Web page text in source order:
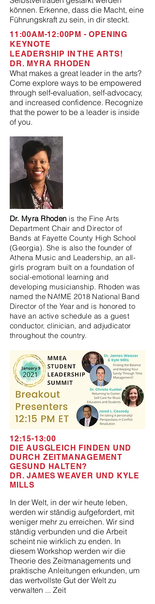
können. Erkenne, dass die Macht, eine
Führungskraft zu sein, in dir steckt.
11:00AM-12:00PM - OPENING
KEYNOTE
LEADERSHIP IN THE ARTS!
DR. MYRA RHODEN
What makes a great leader in the arts?
Come explore ways to be empowered
through self-evaluation, self-advocacy,
and increased confidence. Recognize
that the power to be a leader is inside
of you.
Dr. Myra Rhoden is the Fine Arts
Department Chair and Director of
Bands at Fayette County High School
(Georgia). She is also the founder of
Athena Music and Leadership, an all-
girls program built on a foundation of
social-emotional learning and
developing musicianship. Rhoden was
named the NAfME 2018 National Band
Director of the Year and is honored to
have an active schedule as a guest
conductor, clinician, and adjudicator
throughout the country.
12:15-13:00
DIE AUSGLEICH FINDEN UND
DURCH ZEITMANAGEMENT
GESUND HALTEN?
DR. JAMES WEAVER UND KYLE
MILLS
In der Welt, in der wir heute leben,
werden wir ständig aufgefordert, mit
weniger mehr zu erreichen. Wir sind
ständig verbunden und die Arbeit
scheint nie wirklich zu enden. In
diesem Workshop werden wir die
Theorie des Zeitmanagements und
praktische Anleitungen erkunden, um
das wertvollste Gut der Welt zu
verwalten ... Zeit